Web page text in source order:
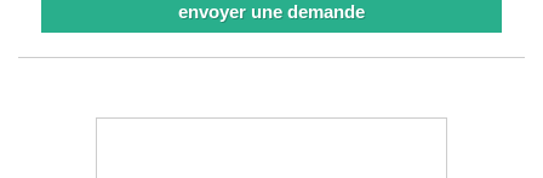
envoyer une demande